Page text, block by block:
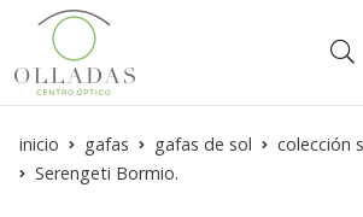
inicio gafas gafas de sol
colección
Serengeti Bormio.